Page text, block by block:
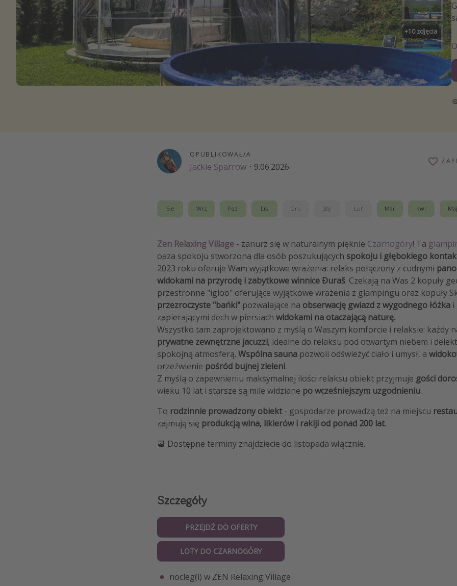
Wszystkie
+10 zdjęcia
OPUBLIKOWAŁ/A
Jackie Sparrow · 9.06.2026
Sie Wrz Paź Lis Gru Sty Lut Mar Kwi Maj
Zen Relaxing Village - zanurz się w naturalnym pięknie Czarnogóry! Ta
oaza spokoju stworzona dla osób poszukujących spokoju i głębokiego
2023 roku oferuje Wam wyjątkowe wrażenia: relaks połączony z cudnymi
widokami na przyrodę i zabytkowe winnice Đuraš. Czekają na Was 2 kopuły
przestronne "igloo" oferujące wyjątkowe wrażenia z glampingu oraz kopuły
przezroczyste "bańki" pozwalające na obserwację gwiazd z wygodnego łóżka i
zapierającymi dech w piersiach widokami na otaczającą naturę.
Wszystko tam zaprojektowano z myślą o Waszym komforcie i relaksie: każdy
prywatne zewnętrzne jacuzzi, idealne do relaksu pod otwartym niebem i
spokojną atmosferą. Wspólna sauna pozwoli odświeżyć ciało i umysł, a
orzeźwienie pośród bujnej zieleni.
Z myślą o zapewnieniu maksymalnej ilości relaksu obiekt przyjmuje gości
wieku 10 lat i starsze są mile widziane po wcześniejszym uzgodnieniu.
To rodzinnie prowadzony obiekt- gospodarze prowadzą też na miejscu
zajmują się produkcją wina, likierów i rakiji od ponad 200 lat.
📆 Dostępne terminy znajdziecie do listopada włącznie.
Szczegóły
PRZEJDŹ DO OFERTY
LOTY DO CZARNOGÓRY
nocleg(i) w ZEN Relaxing Village